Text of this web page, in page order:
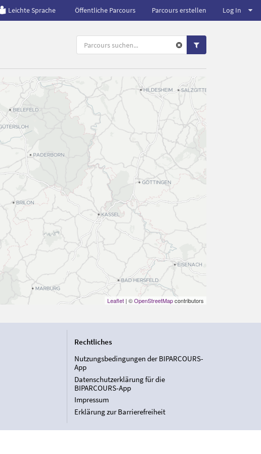
Leichte Sprache Öffentliche Parcours Parcours erstellen Log In
Leaflet| ©OpenStreetMapcontributors
Rechtliches
Nutzungsbedingungen der BIPARCOURS-
App
Datenschutzerklärung für die
BIPARCOURS-App
Impressum
Erklärung zur Barrierefreiheit